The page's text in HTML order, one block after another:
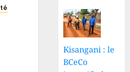
Kisangani : le
BCeCo